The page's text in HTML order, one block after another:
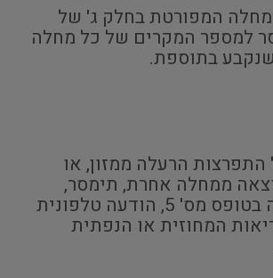
המפורטת בחלק ג' של
למספר המקרים של כל מחלה
הרעלה ממזון, או
ממחלה אחרת, תימסר,
בנוסף להודעה בטופס מס' 5, הודעה טלפונית
המחוזית או הנפתית